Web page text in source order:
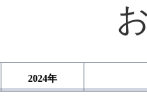
2024年